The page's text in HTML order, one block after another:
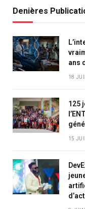
Denières
ans
18
125
15